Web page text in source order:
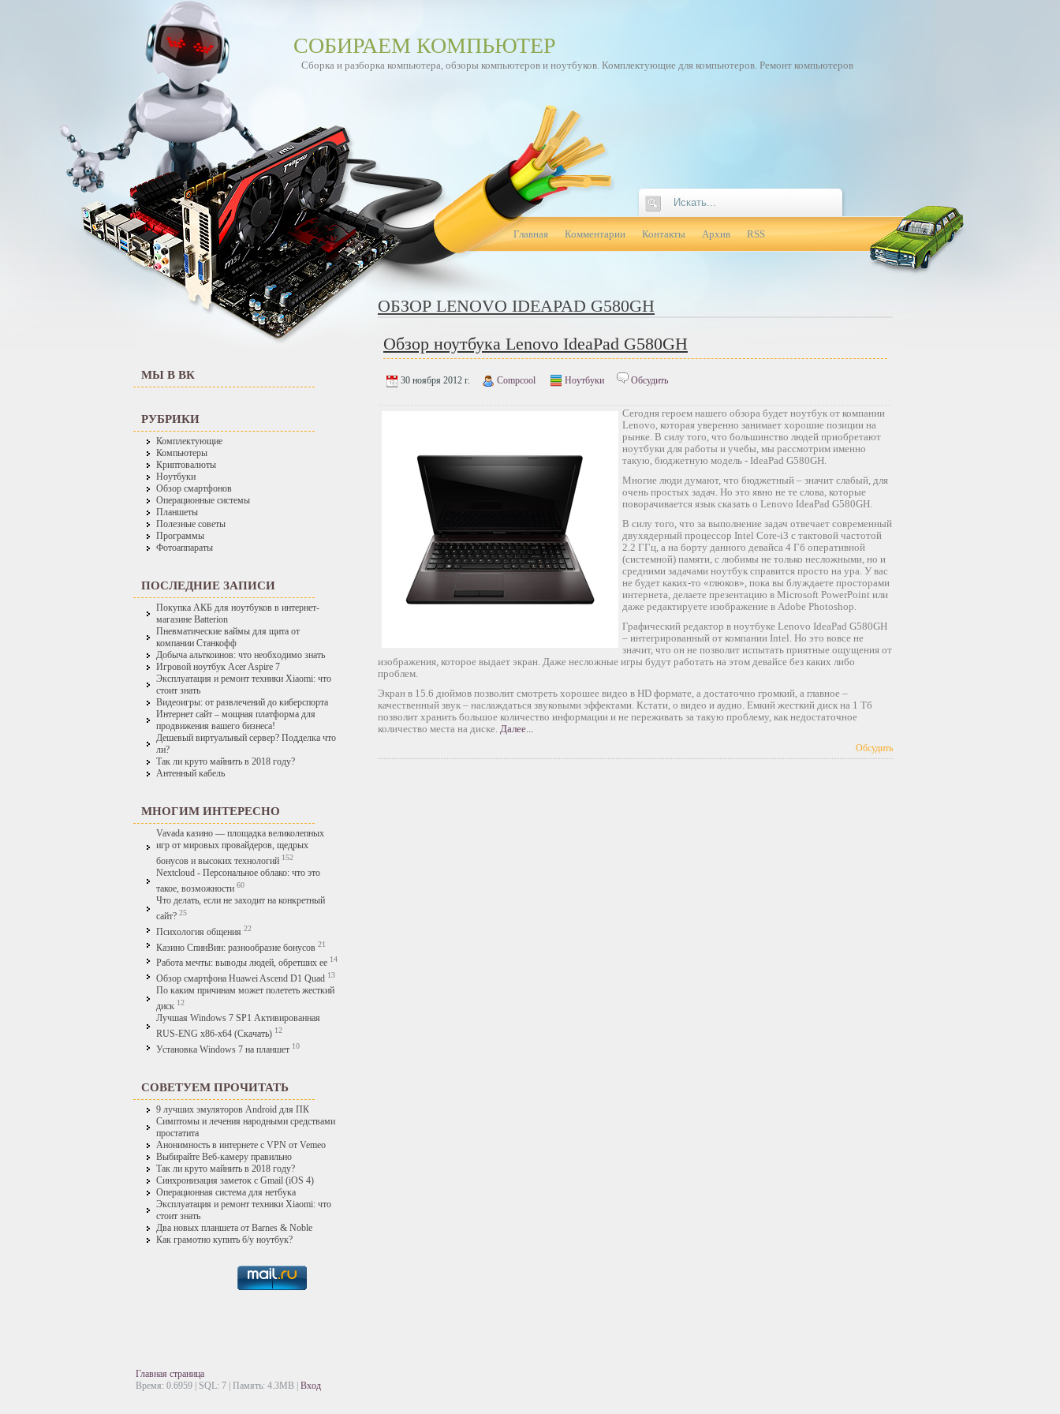
СОБИРАЕМ КОМПЬЮТЕР
Сборка и разборка компьютера, обзоры компьютеров и ноутбуков. Комплектующие для компьютеров. Ремонт компьютеров
Главная Комментарии Контакты Архив RSS
МЫ В ВК
РУБРИКИ
Комплектующие
Компьютеры
Криптовалюты
Ноутбуки
Обзор смартфонов
Операционные системы
Планшеты
Полезные советы
Программы
Фотоаппараты
ПОСЛЕДНИЕ ЗАПИСИ
Покупка АКБ для ноутбуков в интернет-
магазине Batterion
Пневматические ваймы для щита от
компании Станкофф
Добыча альткоинов: что необходимо знать
Игровой ноутбук Acer Aspire 7
Эксплуатация и ремонт техники Xiaomi: что
стоит знать
Видеоигры: от развлечений до киберспорта
Интернет сайт – мощная платформа для
продвижения вашего бизнеса!
Дешевый виртуальный сервер? Подделка что
ли?
Так ли круто майнить в 2018 году?
Антенный кабель
МНОГИМ ИНТЕРЕСНО
Vavada казино — площадка великолепных
игр от мировых провайдеров, щедрых
бонусов и высоких технологий 152
Nextcloud - Персональное облако: что это
такое, возможности 60
Что делать, если не заходит на конкретный
сайт? 25
Психология общения 22
Казино СпинВин: разнообразие бонусов 21
Работа мечты: выводы людей, обретших ее 14
Обзор смартфона Huawei Ascend D1 Quad 13
По каким причинам может полететь жесткий
диск 12
Лучшая Windows 7 SP1 Активированная
RUS-ENG x86-x64 (Скачать) 12
Установка Windows 7 на планшет 10
СОВЕТУЕМ ПРОЧИТАТЬ
9 лучших эмуляторов Android для ПК
Симптомы и лечения народными средствами
простатита
Анонимность в интернете с VPN от Vemeo
Выбирайте Веб-камеру правильно
Так ли круто майнить в 2018 году?
Синхронизация заметок с Gmail (iOS 4)
Операционная система для нетбука
Эксплуатация и ремонт техники Xiaomi: что
стоит знать
Два новых планшета от Barnes & Noble
Как грамотно купить б/у ноутбук?
ОБЗОР LENOVO IDEAPAD G580GH
Обзор ноутбука Lenovo IdeaPad G580GH
30 ноября 2012 г. Compcool Ноутбуки Обсудить
Сегодня героем нашего обзора будет ноутбук от компании
Lenovo, которая уверенно занимает хорошие позиции на
рынке. В силу того, что большинство людей приобретают
ноутбуки для работы и учебы, мы рассмотрим именно
такую, бюджетную модель - IdeaPad G580GH.
Многие люди думают, что бюджетный – значит слабый, для
очень простых задач. Но это явно не те слова, которые
поворачивается язык сказать о Lenovo IdeaPad G580GH.
В силу того, что за выполнение задач отвечает современный
двухядерный процессор Intel Core-i3 с тактовой частотой
2.2 ГГц, а на борту данного девайса 4 Гб оперативной
(системной) памяти, с любимы не только несложными, но и
средними задачами ноутбук справится просто на ура. У вас
не будет каких-то «глюков», пока вы блуждаете просторами
интернета, делаете презентацию в Microsoft PowerPoint или
даже редактируете изображение в Adobe Photoshop.
Графический редактор в ноутбуке Lenovo IdeaPad G580GH
– интегрированный от компании Intel. Но это вовсе не
значит, что он не позволит испытать приятные ощущения от
изображения, которое выдает экран. Даже несложные игры будут работать на этом девайсе без каких либо
проблем.
Экран в 15.6 дюймов позволит смотреть хорошее видео в HD формате, а достаточно громкий, а главное –
качественный звук – наслаждаться звуковыми эффектами. Кстати, о видео и аудио. Емкий жесткий диск на 1 Тб
позволит хранить большое количество информации и не переживать за такую проблему, как недостаточное
количество места на диске. Далее...
Обсудить
Главная страница
Время: 0.6959 | SQL: 7 | Память: 4.3MB Вход